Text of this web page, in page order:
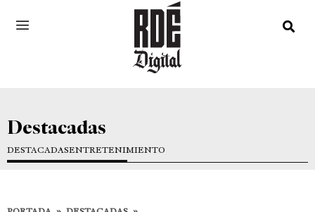
Destacadas
DESTACADASENTRETENIMIENTO